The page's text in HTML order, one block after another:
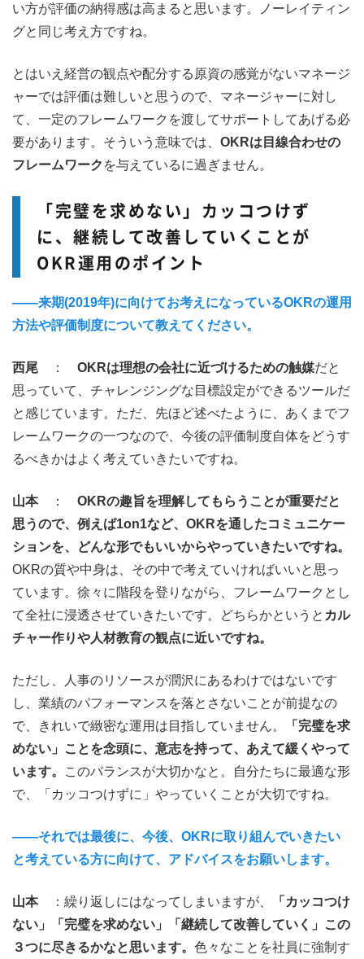
い方が評価の納得感は高まると思います。ノーレイティン
グと同じ考え方ですね。
とはいえ経営の観点や配分する原資の感覚がないマネージ
ャーでは評価は難しいと思うので、マネージャーに対し
て、一定のフレームワークを渡してサポートしてあげる必
要があります。そういう意味では、 OKRは目線合わせの
フレームワーク を与えているに過ぎません。
「完璧を求めない」カッコつけず
に、継続して改善していくことが
OKR運用のポイント
――来期(2019年)に向けてお考えになっているOKRの運用
方法や評価制度について教えてください。
西尾 ： OKRは理想の会社に近づけるための触媒だと
思っていて、チャレンジングな目標設定ができるツールだ
と感じています。ただ、先ほど述べたように、あくまでフ
レームワークの一つなので、今後の評価制度自体をどうす
るべきかはよく考えていきたいですね。
山本 ： OKRの趣旨を理解してもらうことが重要だと
思うので、例えば1on1など、OKRを通したコミュニケー
ションを、どんな形でもいいからやっていきたいですね。
OKRの質や中身は、その中で考えていければいいと思っ
ています。徐々に階段を登りながら、フレームワークとし
て全社に浸透させていきたいです。どちらかというと カル
チャー作りや人材教育の観点に近いですね。
ただし、人事のリソースが潤沢にあるわけではないです
し、業績のパフォーマンスを落とさないことが前提なの
で、きれいで緻密な運用は目指していません。
「完璧を求
めない」ことを念頭に、意志を持って、あえて緩くやって
います。
このバランスが大切かなと。自分たちに最適な形
で、「カッコつけずに」やっていくことが大切ですね。
――それでは最後に、今後、OKRに取り組んでいきたい
と考えている方に向けて、アドバイスをお願いします。
山本 ：繰り返しにはなってしまいますが、
「カッコつけ
ない」「完璧を求めない」「継続して改善していく」この
３つに尽きるかなと思います。 色々なことを社員に強制す